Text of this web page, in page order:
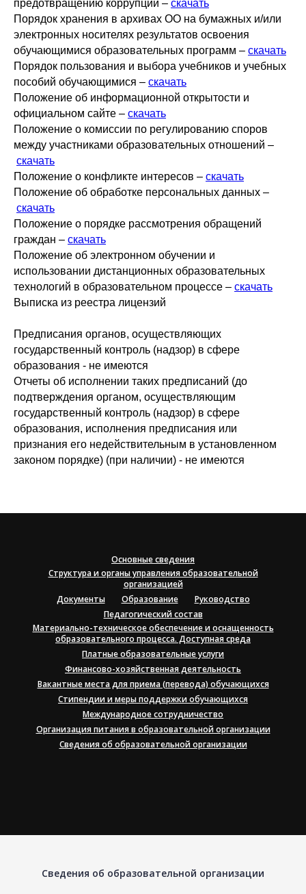
предотвращению коррупции – скачать
Порядок хранения в архивах ОО на бумажных и/или
электронных носителях результатов освоения
обучающимися образовательных программ – скачать
Порядок пользования и выбора учебников и учебных
пособий обучающимися – скачать
Положение об информационной открытости и
официальном сайте – скачать
Положение о комиссии по регулированию споров
между участниками образовательных отношений –
скачать
Положение о конфликте интересов – скачать
Положение об обработке персональных данных –
скачать
Положение о порядке рассмотрения обращений
граждан – скачать
Положение об электронном обучении и
использовании дистанционных образовательных
технологий в образовательном процессе – скачать
Выписка из реестра лицензий
Предписания органов, осуществляющих
государственный контроль (надзор) в сфере
образования - не имеются
Отчеты об исполнении таких предписаний (до
подтверждения органом, осуществляющим
государственный контроль (надзор) в сфере
образования, исполнения предписания или
признания его недействительным в установленном
законом порядке) (при наличии) - не имеются
Основные сведения
Структура и органы управления образовательной
организацией
Документы
Образование
Руководство
Педагогический состав
Материально-техническое обеспечение и оснащенность
образовательного процесса. Доступная среда
Платные образовательные услуги
Финансово-хозяйственная деятельность
Вакантные места для приема (перевода) обучающихся
Стипендии и меры поддержки обучающихся
Международное сотрудничество
Организация питания в образовательной организации
Сведения об образовательной организации
Сведения об образовательной организации